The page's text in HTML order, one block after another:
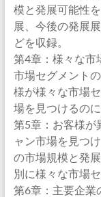
模と発展可能性
展、今後の発展
どを収録。
第4章：様々な市
市場セグメント
様が様々な市場
場を見つけるのに
第5章：お客様が
ャン市場を見つ
の市場規模と発
別に様々な市場
第6章：主要企業